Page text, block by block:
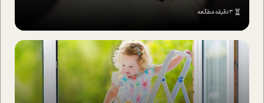
3 دقیقه مطالعه